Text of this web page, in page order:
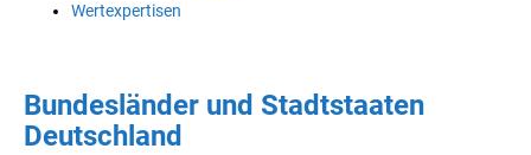
Wertexpertisen
Bundesländer und Stadtstaaten
Deutschland